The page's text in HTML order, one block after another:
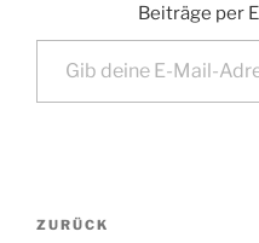
Beiträge per
Gib deine E-Mail-Adresse ein ...
Beitragsnavigation
Vorheriger
ZURÜCK